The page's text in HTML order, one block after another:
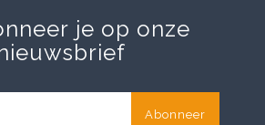
je op onze
Abonneer